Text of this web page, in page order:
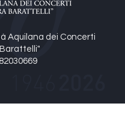
Aquilana dei Concerti